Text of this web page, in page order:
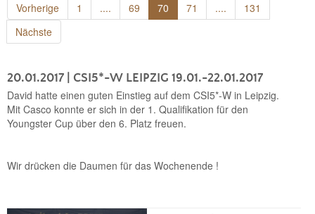
Vorherige 1 .... 69 70 71 ....
131
Nächste
20.01.2017 | CSI5*-W LEIPZIG 19.01.-22.01.2017
David hatte einen guten Einstieg auf dem CSI5*-W in Leipzig.
Mit Casco konnte er sich in der 1. Qualifikation für den
Youngster Cup über den 6. Platz freuen.
Wir drücken die Daumen für das Wochenende !